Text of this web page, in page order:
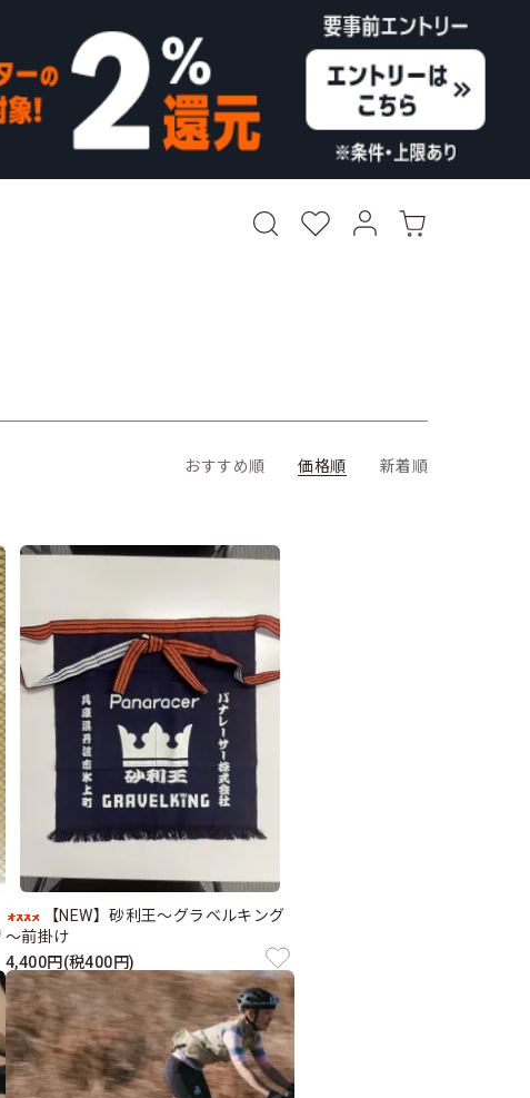
おすすめ順 価格順 新着順
【NEW】砂利王～グラベルキング
～前掛け
4,400円(税400円)